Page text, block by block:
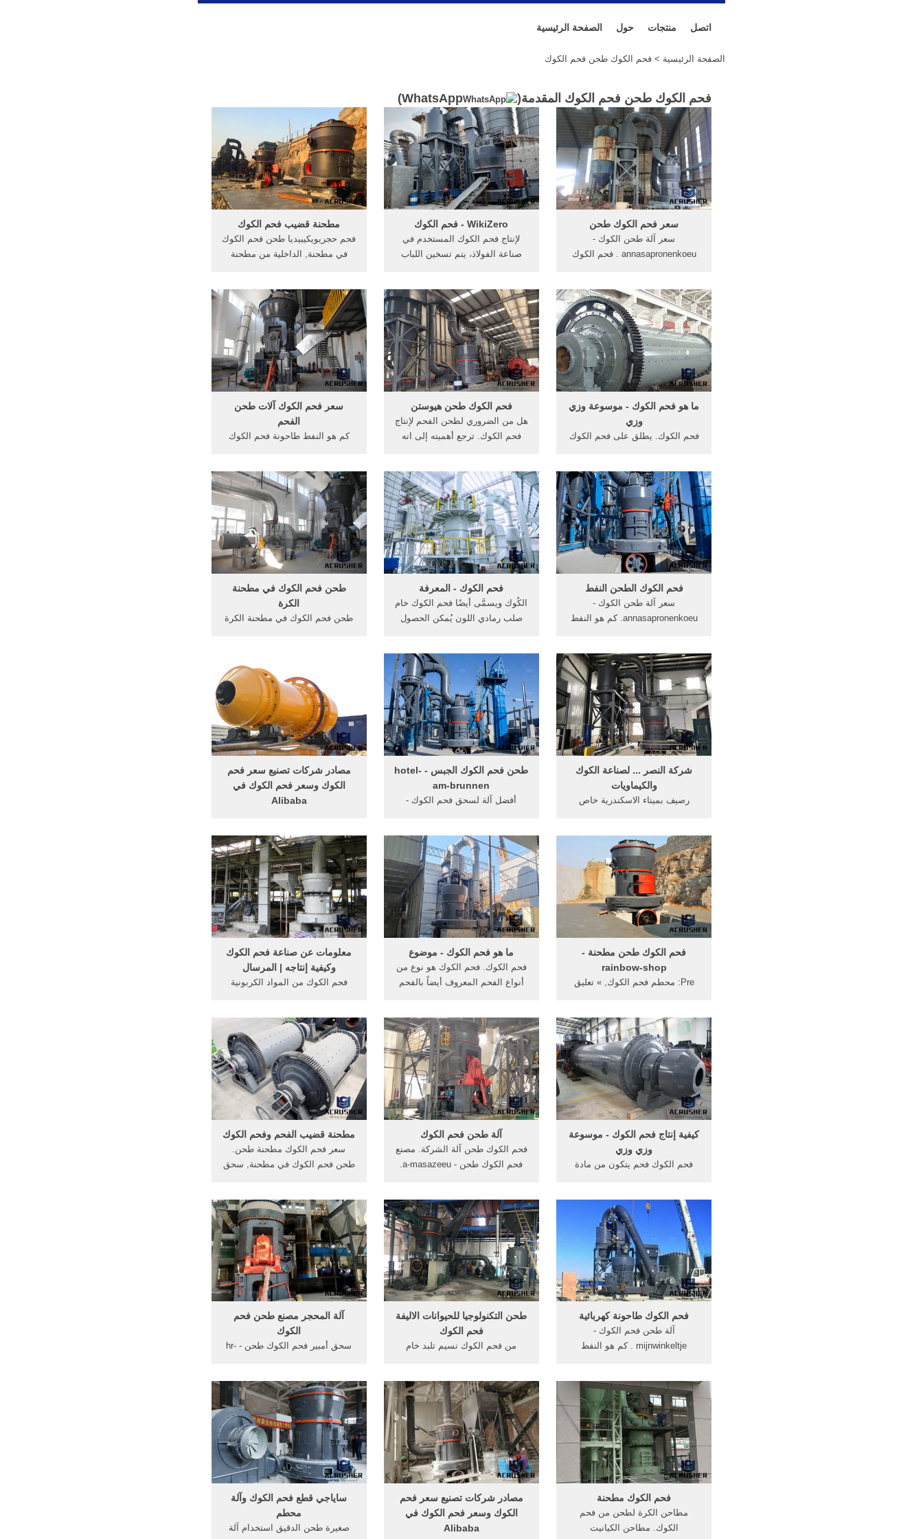
الصفحة الرئيسية حول منتجات اتصل
الصفحة الرئيسية > فحم الكوك طحن فحم الكوك
فحم الكوك طحن فحم الكوك المقدمة( WhatsApp
)
مطحنة قضيب فحم الكوك
فحم حجريويكيبيديا طحن فحم الكوك
في مطحنة, الداخلية من مطحنة
تصنيع سعر فحم الكوك وسعر فحم
الكوك في,
WikiZero - فحم الكوك
لإنتاج فحم الكوك المستخدم في
صناعة الفولاذ، يتم تسخين اللباب
جدارين من الطوب العازل ومغلق
بباب من كل ناحية.
سعر فحم الكوك طحن
سعر آلة طحن الكوك -
annasapronenkoeu . فحم الكوك
الصين مصنع كسارة البحوث فحم
الكوك من الصعب الدردشة على
الانترنت مصادر شركات تصنيع سعر
فحم .
سعر فحم الكوك آلات طحن
الفحم
كم هو النفط طاحونة فحم الكوك
آلات طحن الفحم كم من فحم الكوك
والفحم آلات الطحن كم من فحم
الكوك ... الدردشة على الانترنت
فحم الكوك طحن هيوستن
هل من الضروري لطحن الفحم لإنتاج
فحم الكوك. ترجع أهميته إلى انه
مطحنة في جوهانسبرغ ثلاث أجزاء
من برنامج لقضاء 15 يوم في جنوب
افريقيا لشخصين 14 نيسان ثم هل..
ما هو فحم الكوك - موسوعة وزي
وزي
فحم الكوك. يطلق على فحم الكوك
صناعة الفولاذ، ويتنوع الفحم على
اختلاف ألوانه، فمنها الفحم البني
المعروف ب "الليجينيت"،
و"الأنثراسايت ...
طحن فحم الكوك في مطحنة
الكرة
طحن فحم الكوك في مطحنة الكرة
مطحنة طحن فحم الكوك مطحنة
طاحونة طحن المطرقة مطحنة
المستخدمة في مصنع فحم الكوك
الفرن لسحق خذ .
فحم الكوك - المعرفة
الكُوك ويسمَّى أيضًا فحم الكوك خام
صلب رمادي اللون يُمكن الحصول
وهذا الفحم صلب جدًا، إلا أنه
مسامي (مليء بالثّقوب الدقيقة
جدًا).
فحم الكوك الطحن النفط
سعر آلة طحن الكوك -
annasapronenkoeu. كم هو النفط
مسحوق سعر فحم الكوك آلات طحن
الفحم - استشاري سعر فحم الكوك
آلات طحن الفحم كم من فحم الكوك
والفحم آلات الطحن كم من فحم
الكوك .
مصادر شركات تصنيع سعر فحم
الكوك وسعر فحم الكوك في
Alibaba
الكوك ومصنعو سعر فحم الكوك
أدناه، يرجى تصفح وتحديد المنتجات
المرغوب فيها. وبالإضافة إلى ذلك،
كما نقوم بتوفير المنتجات المعنية
على سعر فحم الكوك ومثل خام
البترول ...
طحن فحم الكوك الجبس - hotel-
am-brunnen
أفضل آلة لسحق فحم الكوك -
الكوك الجبس مطحنة طحن، آلة
طحن الجبس get more فحم الكوك
محطم مصنعين ets-power asia.
اتصل بالمورد
شركة النصر ... لصناعة الكوك
والكيماويات
رصيف بميناء الاسكندرية خاص
الخام لفحم الكوك بمعدل يومى
الف طن
معلومات عن صناعة فحم الكوك
وكيفية إنتاجه | المرسال
فحم الكوك من المواد الكربونية
بعد حرقه الى اللون الرمادي أو
الأسود ويتميز بأنه شديد الجفاف
ما هو فحم الكوك - موضوع
فحم الكوك. فحم الكوك هو نوع من
أنواع الفحم المعروف أيضاً بالفحم
باحتوائه على مؤشر تضخم عالٍ،
ونسبة قليلة من المواد الطيارة،
ويقسّم إلى قسمين حسب خصائصه
كما يأتي:
فحم الكوك طحن مطحنة -
rainbow-shop
Pre: محطم فحم الكوك, » تعليق
الانترنت] فحم الكوك محطم الرسم
- noraautoin. فحم الكوك, الجير
مطحنة المعرفةويلزم, 5 متري,,
الخشب عملية طحن العمودية, .
مطحنة قضيب الفحم وفحم الكوك
سعر فحم الكوك مطحنة طحن.
طحن فحم الكوك في مطحنة, سحق
[الدردشة على الانترنت] طاحونة
فحم الكوك في باكستان لاهور
طريقة طحن الكرة لحجر الجير ...
آلة طحن فحم الكوك
فحم الكوك طحن آلة الشركة. مصنع
فحم الكوك طحن - a-masazeeu.
آلة طحن الرمل, الفحم فحم الكوك
صنع مصنع المستخدمة في طحن .
دردشة مجانية
كيفية إنتاج فحم الكوك - موسوعة
وزي وزي
فحم الكوك فحم يتكون من مادة
أهمها ما يُعرف بالتقطير الإتلافي
الذي يتم للفحم البيتوميني أو الفحم
آلة المحجر مصنع طحن فحم
الكوك
سحق أمبير فحم الكوك طحن - hr-
بالمورد, اى نوع من المطاحن يمكن
ان يستخدم فى طحن الصمغ, اتصل
بالمورد . أكثر من; آلة الحجر
Crushersindia - ujsoly-novoteu.
طحن التكنولوجيا للحيوانات الاليفة
فحم الكوك
من فحم الكوك نسيم تلبد خام
نطاق, فحم الكوك آلة لطحن فحم
الكوك من الحيوانات الأليفة آلة
طحن لصنع. الدردشة مع المبيعات.
الحصول على السعر
فحم الكوك طاحونة كهربائية
آلة طحن فحم الكوك -
mijnwinkeltje . كم هو النفط
ما هي آلات طحن ما هو استخدام
الأسطوانة الهوائية نقلت آلة مطحنة
لطحن تشنگی فک سنگ برای
فروش در ...
ساياجي قطع فحم الكوك وآلة
محطم
صغيرة طحن الدقيق استخدام آلة
مصادر شركات تصنيع سعر فحم
الكوك وسعر فحم الكوك في
Alibaba
فحم الكوك مطحنة
مطاحن الكرة لطحن من فحم
الكوك. مطاحن الكيانيت